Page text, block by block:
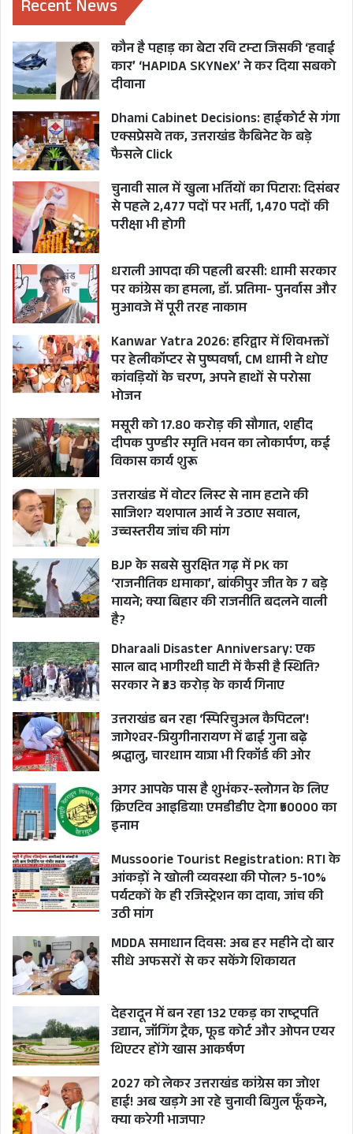
असद,योगी राज में एनकाउंटर होगा जवाब
कानपुर के बिकरू गांव में हुई एक मुठभेड़ में डीएसपी
सहित आठ पुलिस कर्मियों को शहीद कर देने वाले हिस्ट्री
शीटर विकास दुबे को ला रही पुलिस की गाड़ी कानपुर
पहुंचने से पहले पलट गई और एनकाउंटर में गैंगस्टर
विकास दुबे को निपटा दिया गया था। उसके बाद जब
प्रयागराज में खुले आम माफिया अतीक अहमद के बेटे
असद अहमद और कई शूटर्स ने मिलकर सारे राह राजू पाल
हत्याकांड के मुख्य और अंतिम गवाह उमेश पाल को
गोलियों से भून डाला और सुरक्षा में लगे यूपी पुलिस के दो
जवानों की भी जान ले ली तब बहुतों को लगा कि गुजरात से
यूपी लाए जा रहे गैंगस्टर अतीक अहमद की भी गाड़ी पलट
सकती है। लेकिन ऐसा न हुआ और न होने वाला था क्योंकि
प्रयागराज में दिन दहाड़े हुए उमेश पाल मर्डर के बाद जिस
तरह से अकेले यूपी नहीं बल्कि पूरे देश में योगी राज में लॉ
एंड ऑर्डर को लेकर सवाल खड़े हुए उसने सीएम
आदित्यनाथ को हिलाकर रख दिया था।
यही वजह रही कि उमेश पाल मर्डर के ठीक अगले दिन जब
सीएम योगी आदित्यनाथ नेता विपक्ष अखिलेश यादव के लॉ
एंड ऑर्डर पर किए हमले का जवाब यह एलान करते हुए
देते हैं कि इस माफिया को मिट्टी में मिला देंगे। संभव है तब
कई सौ मील दूर गुजरात की जेल में बंद माफिया अतीक
अहमद और उमेश पाल की हत्या कर फरार हुए उसके बेटे
असद अहमद को योगी के दावों पर यकीन न रहा हो लेकिन
योगी जानते थे कि प्रयागराज में हुए उमेश पाल मर्डर ने
उनके लॉ एंड ऑर्डर के पूरे दमखम पर ही प्रश्नचिन्ह खड़ा
कर दिया है।
लिहाजा भले टीवी मीडिया गुजरात से अतीक अहमद की
लेकर चले काफिले को फॉलो करता रहा और विकास दुबे
की तर्ज पर गाड़ी पलटने की हेडलाइन का इंतजार करता
रहा। लेकिन योगी के दिमाग में प्रयागराज में खुले आम
गोलियां और बम बरसाते चेहरे खटक रहे थे। नतीजा उमेश
पाल हत्याकांड के करीब डेढ़ महीने बाद माफिया अतीक
अहमद का फरार बेटा असद गुरुवार को यूपी एसटीएफ के
हाथों एनकाउंटर में मारा गया।
जाहिर है आबादी और सियासी लिहाज से देश के सबसे बड़े
सूबे उत्तर प्रदेश में लॉ एंड ऑर्डर बहुत बड़ा मुद्दा है और चाहे
कोई कुछ भी कहता रहे यह दांव विकास के तमाम दावों से
एक कदम आगे दिखाई देता है। लॉ एंड ऑर्डर पर सख्त
इमेज ने योगी आदित्यनाथ को मुख्यमंत्रियों की रेस से कहीं
आगे कर प्रधानमंत्री नरेन्द्र मोदी के बरक्स लाकर खड़ा कर
दिया है। इसी इमेज का असर है कि आज पीएम मोदी के
बाद योगी की डिमांड बीजेपी की चुनावी रैलियों में रहती है।
Recent News
कौन है पहाड़ का बेटा रवि टम्टा जिसकी ‘हवाई
कार’ ‘HAPIDA SKYNeX’ ने कर दिया सबको
दीवाना
Dhami Cabinet Decisions: हाईकोर्ट से गंगा
एक्सप्रेसवे तक, उत्तराखंड कैबिनेट के बड़े
फैसले Click
चुनावी साल में खुला भर्तियों का पिटारा: दिसंबर
से पहले 2,477 पदों पर भर्ती, 1,470 पदों की
परीक्षा भी होगी
धराली आपदा की पहली बरसी: धामी सरकार
पर कांग्रेस का हमला, डॉ. प्रतिमा- पुनर्वास और
मुआवजे में पूरी तरह नाकाम
Kanwar Yatra 2026: हरिद्वार में शिवभक्तों
पर हेलीकॉप्टर से पुष्पवर्षा, CM धामी ने धोए
कांवड़ियों के चरण, अपने हाथों से परोसा
भोजन
मसूरी को 17.80 करोड़ की सौगात, शहीद
दीपक पुण्डीर स्मृति भवन का लोकार्पण, कई
विकास कार्य शुरू
उत्तराखंड में वोटर लिस्ट से नाम हटाने की
साजिश? यशपाल आर्य ने उठाए सवाल,
उच्चस्तरीय जांच की मांग
BJP के सबसे सुरक्षित गढ़ में PK का
‘राजनीतिक धमाका’, बांकीपुर जीत के 7 बड़े
मायने; क्या बिहार की राजनीति बदलने वाली
है?
Dharaali Disaster Anniversary: एक
साल बाद भागीरथी घाटी में कैसी है स्थिति?
सरकार ने ₹33 करोड़ के कार्य गिनाए
उत्तराखंड बन रहा ‘स्पिरिचुअल कैपिटल’!
जागेश्वर-त्रियुगीनारायण में ढाई गुना बढ़े
श्रद्धालु, चारधाम यात्रा भी रिकॉर्ड की ओर
अगर आपके पास है शुभंकर-स्लोगन के लिए
क्रिएटिव आइडिया! एमडीडीए देगा ₹50000 का
इनाम
Mussoorie Tourist Registration: RTI के
आंकड़ों ने खोली व्यवस्था की पोल? 5-10%
पर्यटकों के ही रजिस्ट्रेशन का दावा, जांच की
उठी मांग
MDDA समाधान दिवस: अब हर महीने दो बार
सीधे अफसरों से कर सकेंगे शिकायत
देहरादून में बन रहा 132 एकड़ का राष्ट्रपति
उद्यान, जॉगिंग ट्रैक, फूड कोर्ट और ओपन एयर
थिएटर होंगे खास आकर्षण
2027 को लेकर उत्तराखंड कांग्रेस का जोश
हाई! अब खड़गे आ रहे चुनावी बिगुल फूँकने,
क्या करेगी भाजपा?